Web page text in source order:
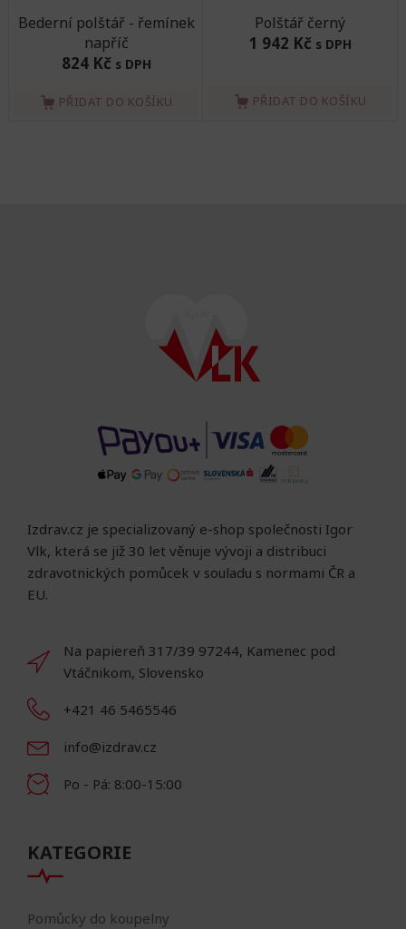
Bederní polštář - řemínek
napříč
824 Kč s DPH
PŘIDAT DO KOŠÍKU
Polštář černý
1 942 Kč s DPH
PŘIDAT DO KOŠÍKU
Izdrav.cz je specializovaný e-shop společnosti Igor
Vlk, která se již 30 let věnuje vývoji a distribuci
zdravotnických pomůcek v souladu s normami ČR a
EU.
Na papiereň 317/39 97244, Kamenec pod
Vtáčnikom, Slovensko
+421 46 5465546
info@izdrav.cz
Po - Pá: 8:00-15:00
KATEGORIE
Pomůcky do koupelny